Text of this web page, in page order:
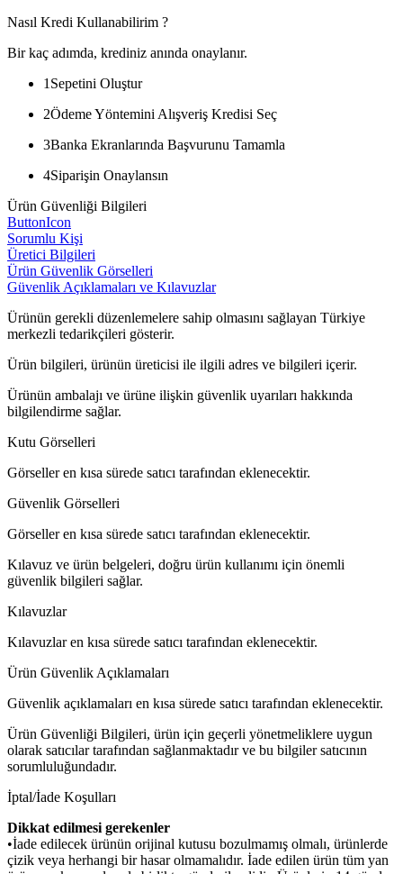
Nasıl Kredi Kullanabilirim ?
Bir kaç adımda, krediniz anında onaylanır.
1 Sepetini Oluştur
2Ödeme Yöntemini Alışveriş Kredisi Seç
3Banka Ekranlarında Başvurunu Tamamla
4Siparişin Onaylansın
Ürün Güvenliği Bilgileri
ButtonIcon
Sorumlu Kişi
Üretici Bilgileri
Ürün Güvenlik Görselleri
Güvenlik Açıklamaları ve Kılavuzlar
Ürünün gerekli düzenlemelere sahip olmasını sağlayan Türkiye
merkezli tedarikçileri gösterir.
Ürün bilgileri, ürünün üreticisi ile ilgili adres ve bilgileri içerir.
Ürünün ambalajı ve ürüne ilişkin güvenlik uyarıları hakkında
bilgilendirme sağlar.
Kutu Görselleri
Görseller en kısa sürede satıcı tarafından eklenecektir.
Güvenlik Görselleri
Görseller en kısa sürede satıcı tarafından eklenecektir.
Kılavuz ve ürün belgeleri, doğru ürün kullanımı için önemli
güvenlik bilgileri sağlar.
Kılavuzlar
Kılavuzlar en kısa sürede satıcı tarafından eklenecektir.
Ürün Güvenlik Açıklamaları
Güvenlik açıklamaları en kısa sürede satıcı tarafından eklenecektir.
Ürün Güvenliği Bilgileri, ürün için geçerli yönetmeliklere uygun
olarak satıcılar tarafından sağlanmaktadır ve bu bilgiler satıcının
sorumluluğundadır.
İptal/İade Koşulları
Dikkat edilmesi gerekenler
•İade edilecek ürünün orijinal kutusu bozulmamış olmalı, ürünlerde
çizik veya herhangi bir hasar olmamalıdır. İade edilen ürün tüm yan